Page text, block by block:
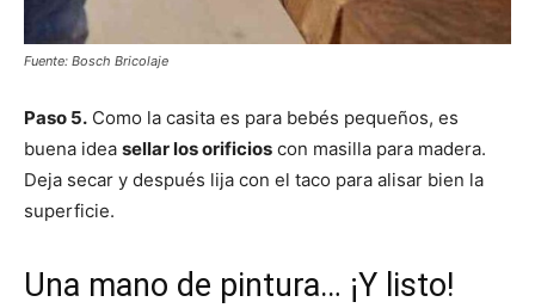
Fuente: Bosch Bricolaje
Paso 5. Como la casita es para bebés pequeños, es
buena idea sellar los orificios con masilla para madera.
Deja secar y después lija con el taco para alisar bien la
superficie.
Una mano de pintura… ¡Y listo!